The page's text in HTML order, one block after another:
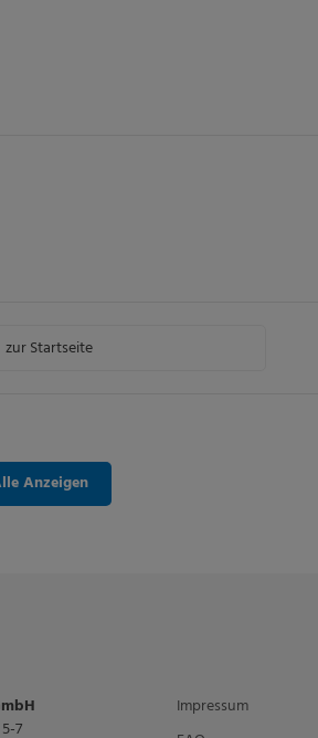
zur Startseite
Anzeigen
7
Impressum